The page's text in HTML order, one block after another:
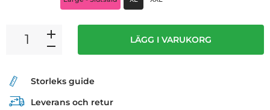
LÄGG I VARUKORG
Storleks guide
Leverans och retur